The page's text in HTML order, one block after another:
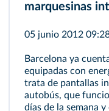
marquesinas
05 junio 2012
Barcelona ya
equipadas con
trata de pantallas
autobús, que
días de la semana